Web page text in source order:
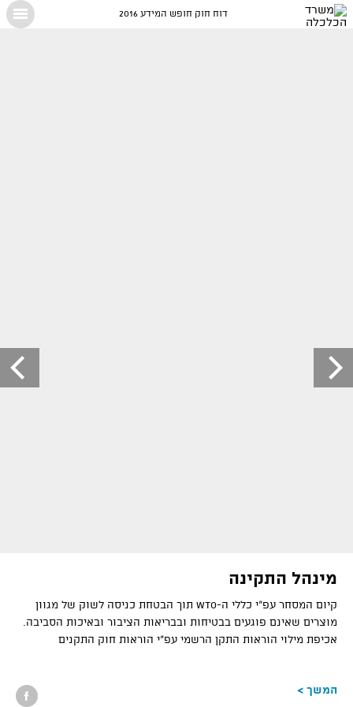
דוח חוק חופש המידע 2016
מינהל התקינה
קיום המסחר עפ"י כללי ה-WTO תוך הבטחת כניסה לשוק של מגוון
מוצרים שאינם פוגעים בבטיחות ובבריאות הציבור ובאיכות הסביבה.
אכיפת מילוי הוראות התקן הרשמי עפ"י הוראות חוק התקנים
המשך
X